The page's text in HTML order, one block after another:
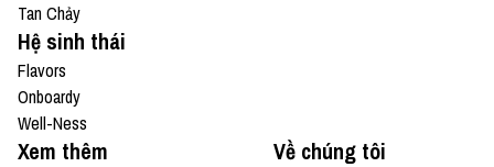
Tan Chảy
Hệ sinh thái
Flavors
Onboardy
Well-Ness
Xem thêm Về chúng tôi